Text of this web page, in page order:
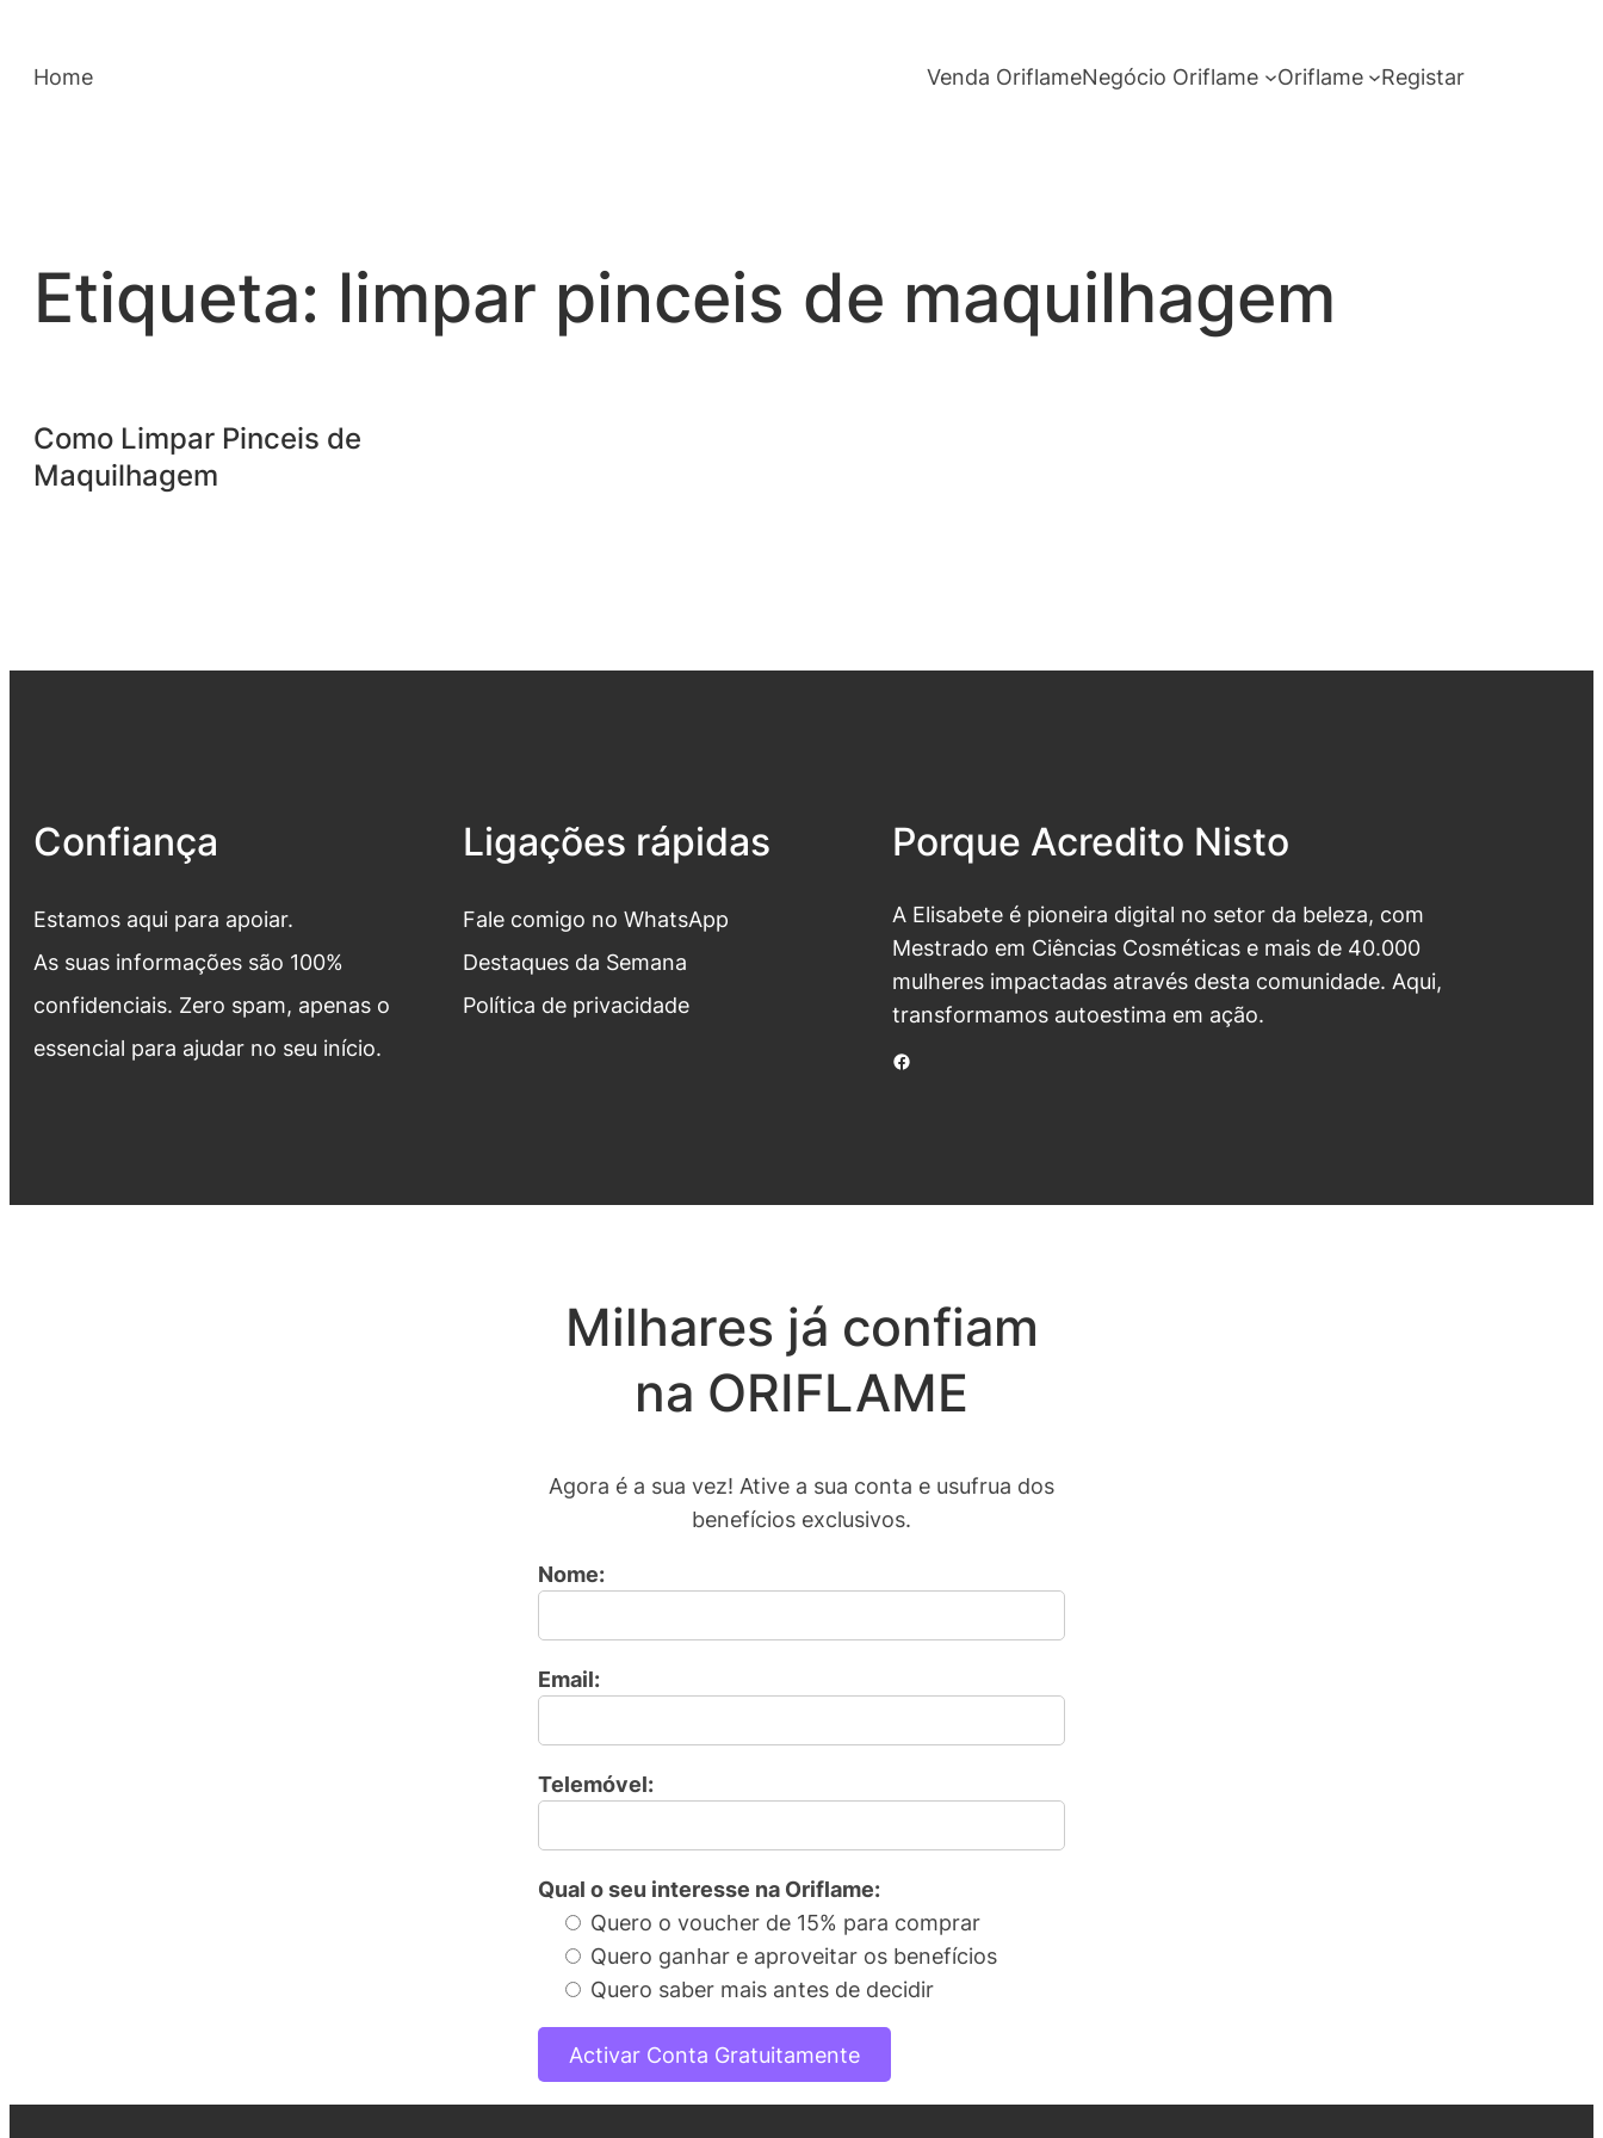
Home Venda OriflameNegócio Oriflame Oriflame Registar
Etiqueta: limpar pinceis de maquilhagem
Como Limpar Pinceis de
Maquilhagem
Confiança
Estamos aqui para apoiar.
As suas informações são 100%
confidenciais. Zero spam, apenas o
essencial para ajudar no seu início.
Ligações rápidas
Fale comigo no WhatsApp
Destaques da Semana
Política de privacidade
Porque Acredito Nisto
A Elisabete é pioneira digital no setor da beleza, com
Mestrado em Ciências Cosméticas e mais de 40.000
mulheres impactadas através desta comunidade. Aqui,
transformamos autoestima em ação.
Facebook
Milhares já confiam
na ORIFLAME
Agora é a sua vez! Ative a sua conta e usufrua dos
benefícios exclusivos.
Nome:
Email:
Telemóvel:
Qual o seu interesse na Oriflame:
Quero o voucher de 15% para comprar
Quero ganhar e aproveitar os benefícios
Quero saber mais antes de decidir